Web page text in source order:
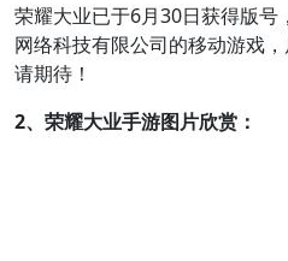
荣耀大业已于6月30日获得版
网络科技有限公司的移动游戏
请期待！
2、荣耀大业手游图片欣赏：